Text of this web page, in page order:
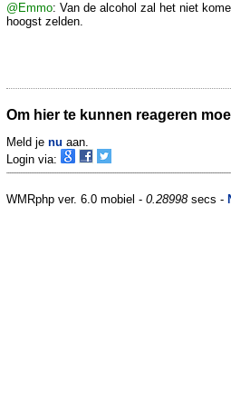
@Emmo: Van de alcohol zal het niet
hoogst zelden.
Om hier te kunnen reageren
Meld je nu aan.
Login via:
WMRphp ver. 6.0 mobiel - 0.28998secs -